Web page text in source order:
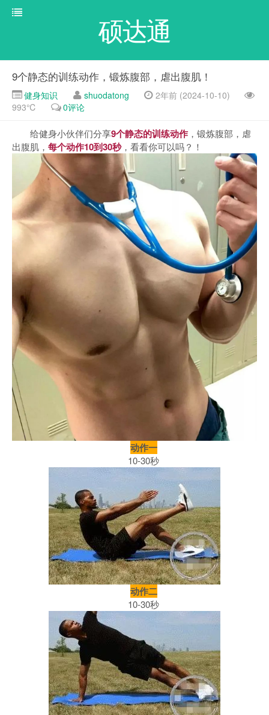
硕达通
9个静态的训练动作，锻炼腹部，虐出腹肌！
健身知识 shuodatong
2年前 (2024-10-10)
993℃
0评论
给健身小伙伴们分享9个静态的训练动作 ，锻炼腹部，虐
出腹肌， 每个动作10到30秒，看看你可以吗？！
动作一
10-30秒
动作二
10-30秒